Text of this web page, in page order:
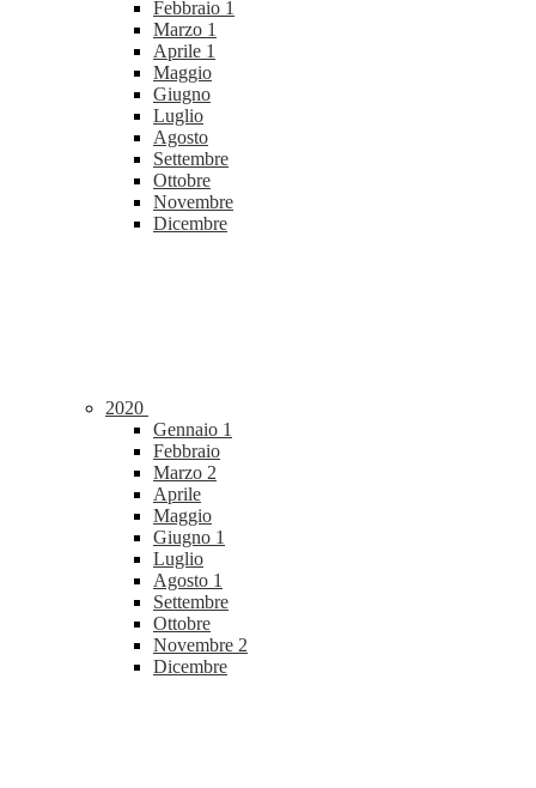
Febbraio 1
Marzo 1
Aprile 1
Maggio
Giugno
Luglio
Agosto
Settembre
Ottobre
Novembre
Dicembre
2020
Gennaio 1
Febbraio
Marzo 2
Aprile
Maggio
Giugno 1
Luglio
Agosto 1
Settembre
Ottobre
Novembre 2
Dicembre